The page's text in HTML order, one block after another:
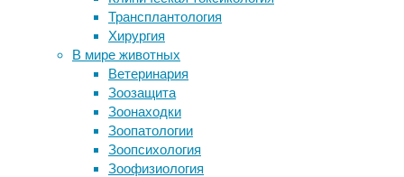
Трансплантология
Хирургия
В мире животных
Ветеринария
Зоозащита
Зоонаходки
Зоопатологии
Зоопсихология
Зоофизиология
27/08/2020
знания,
исследования,
медицина,
наука,
питание
Европейское
агентство
Ученые убили бактерии
антимикробными наношипами
Морской полип «состарил» свои
клетки, чтобы регенерировать
отрезанное тело
Математическое моделирование
поможет в терапии после инсульта
Кишечные палочки заставили
работать митохондриями у дрожжей